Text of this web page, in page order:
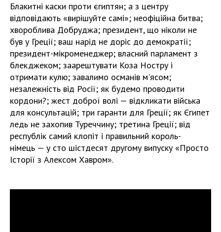
Блакитні каски проти єгиптян; а з центру
відповідають «вирішуйте самі»; неофіційна битва;
хвороблива Добруджа; президент, що ніколи не
був у Греції; ваш нарід не доріс до демократії;
президент-мікроменеджер; власний парламент з
блекджеком; заарештувати Коза Ностру і
отримати кулю; завалимо османів м'ясом;
незалежність від Росії; як будемо проводити
кордони?; жест доброї волі — відкликати війська
для консультацій; три гаранти для Греції; як Єгипет
ледь не захопив Туреччину; третина Греції; від
республік самий клопіт і правильний король-
німець — у сто шістдесят другому випуску «Просто
Історії з Алексом Хавром».